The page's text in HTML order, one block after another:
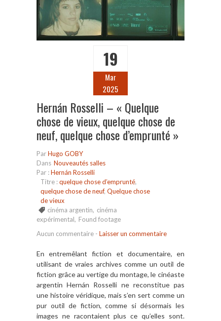
19
Mar
2025
Hernán Rosselli – « Quelque
chose de vieux, quelque chose de
neuf, quelque chose d’emprunté »
ParHugo GOBY
Dans Nouveautés salles
Par :Hernán Rosselli
Titre :quelque chose d’emprunté,
quelque chose de neuf, Quelque chose
de vieux
cinéma argentin, cinéma
expérimental, Found footage
Aucun commentaire - Laisser un commentaire
En entremêlant fiction et documentaire, en
utilisant de vraies archives comme un outil de
fiction grâce au vertige du montage, le cinéaste
argentin Hernán Rosselli ne reconstitue pas
une histoire véridique, mais s’en sert comme un
pur outil de fiction, comme si désormais les
images ne racontaient plus ce qu’elles sont.